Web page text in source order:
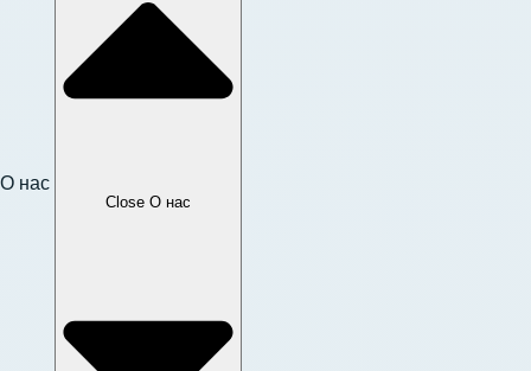
О нас
Close О нас